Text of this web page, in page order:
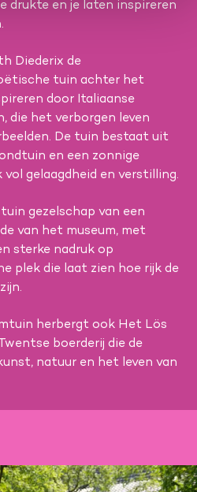
drukte en je laten inspireren
Diederix de
tuin achter het
door Italiaanse
die het verborgen leven
De tuin bestaat uit
en een zonnige
gelaagdheid en verstilling.
gezelschap van een
van het museum, met
sterke nadruk op
plek die laat zien hoe rijk de
herbergt ook Het Lös
boerderij die de
natuur en het leven van